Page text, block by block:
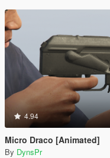
4.94
Micro Draco [Animated]
By DynsPr